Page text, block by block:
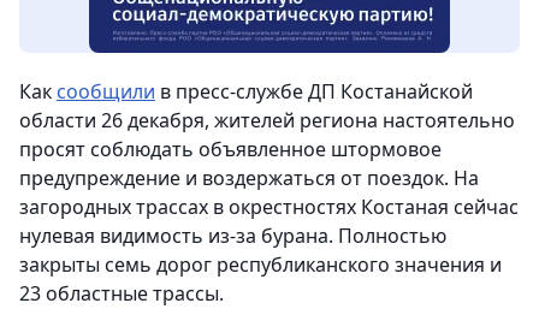
Как сообщили в пресс-службе ДП Костанайской
области 26 декабря, жителей региона настоятельно
просят соблюдать объявленное штормовое
предупреждение и воздержаться от поездок. На
загородных трассах в окрестностях Костаная сейчас
нулевая видимость из-за бурана. Полностью
закрыты семь дорог республиканского значения и
23 областные трассы.